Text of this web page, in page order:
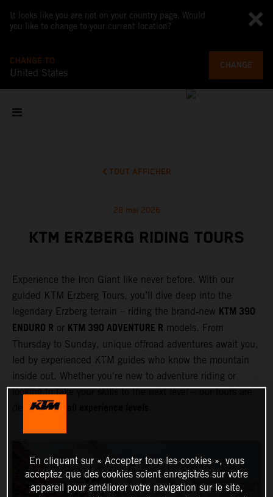
It looks like you are not on your country page. Would
you like to change to your current location?
CHANGE TO
United States
CHANGE
TOUT AFFICHER
28 mai 2026
KTM ERZBERG RIDING TOURS
Experience the Iron Giant like never before. With our
guided KTM Erzberg Tours, you’ll dive deep into the
legendary Erzberg terrain – riding the brand‑new KTM 390
ENDURO R or KTM 390 ADVENTURE R models. From
Thursday to Sunday, unique offroad adventures await you,
led by experienced KTM guides who know the mountain
inside out. Whether you're new to adventure riding or
looking to take your skills to the next level – our tours are
designed for
En cliquant sur « Accepter tous les cookies », vous
acceptez que des cookies soient enregistrés sur votre
appareil pour améliorer votre navigation sur le site,